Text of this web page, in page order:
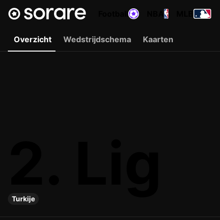
Overzicht Wedstrijdschema Kaarten
Turkije